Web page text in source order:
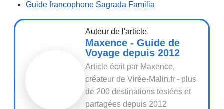
Guide francophone Sagrada Familia
Auteur de l'article
Maxence - Guide de
Voyage depuis 2012
Article écrit par Maxence,
créateur de Virée-Malin.fr - plus
de 200 destinations testées et
partagées depuis 2012